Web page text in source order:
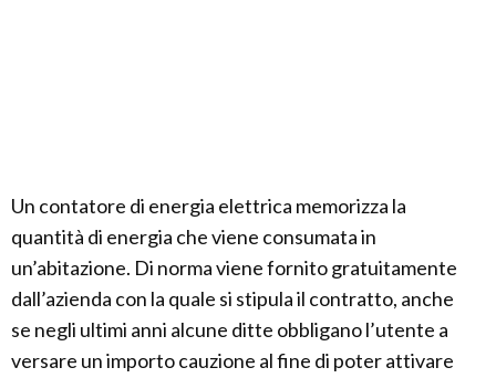
Un contatore di energia elettrica memorizza la
quantità di energia che viene consumata in
un’abitazione. Di norma viene fornito gratuitamente
dall’azienda con la quale si stipula il contratto, anche
se negli ultimi anni alcune ditte obbligano l’utente a
versare un importo cauzione al fine di poter attivare